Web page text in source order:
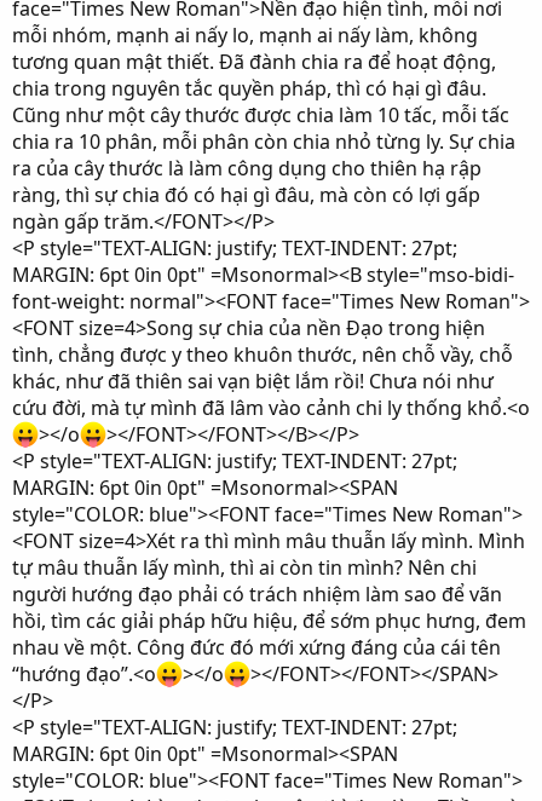
face="Times New Roman">Nền đạo hiện tình, mỗi nơi
mỗi nhóm, mạnh ai nấy lo, mạnh ai nấy làm, không
tương quan mật thiết. Đã đành chia ra để hoạt động,
chia trong nguyên tắc quyền pháp, thì có hại gì đâu.
Cũng như một cây thước được chia làm 10 tấc, mỗi tấc
chia ra 10 phân, mỗi phân còn chia nhỏ từng ly. Sự chia
ra của cây thước là làm công dụng cho thiên hạ rập
ràng, thì sự chia đó có hại gì đâu, mà còn có lợi gấp
ngàn gấp trăm.</FONT></P>
<P style="TEXT-ALIGN: justify; TEXT-INDENT: 27pt;
MARGIN: 6pt 0in 0pt" =Msonormal><B style="mso-bidi-
font-weight: normal"><FONT face="Times New Roman">
<FONT size=4>Song sự chia của nền Đạo trong hiện
tình, chẳng được y theo khuôn thước, nên chỗ vầy, chỗ
khác, như đã thiên sai vạn biệt lắm rồi! Chưa nói như
cứu đời, mà tự mình đã lâm vào cảnh chi ly thống khổ.<o
></o
></FONT></FONT></B></P>
<P style="TEXT-ALIGN: justify; TEXT-INDENT: 27pt;
MARGIN: 6pt 0in 0pt" =Msonormal><SPAN
style="COLOR: blue"><FONT face="Times New Roman">
<FONT size=4>Xét ra thì mình mâu thuẫn lấy mình. Mình
tự mâu thuẫn lấy mình, thì ai còn tin mình? Nên chi
người hướng đạo phải có trách nhiệm làm sao để vãn
hồi, tìm các giải pháp hữu hiệu, để sớm phục hưng, đem
nhau về một. Công đức đó mới xứng đáng của cái tên
“hướng đạo”.<o
></o
></FONT></FONT></SPAN>
</P>
<P style="TEXT-ALIGN: justify; TEXT-INDENT: 27pt;
MARGIN: 6pt 0in 0pt" =Msonormal><SPAN
style="COLOR: blue"><FONT face="Times New Roman">